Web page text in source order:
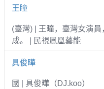
王瞳
(臺灣) | 王瞳，臺灣女演
成。 | 民視鳳凰藝能
具俊曄
國 | 具俊曄（DJ.koo）